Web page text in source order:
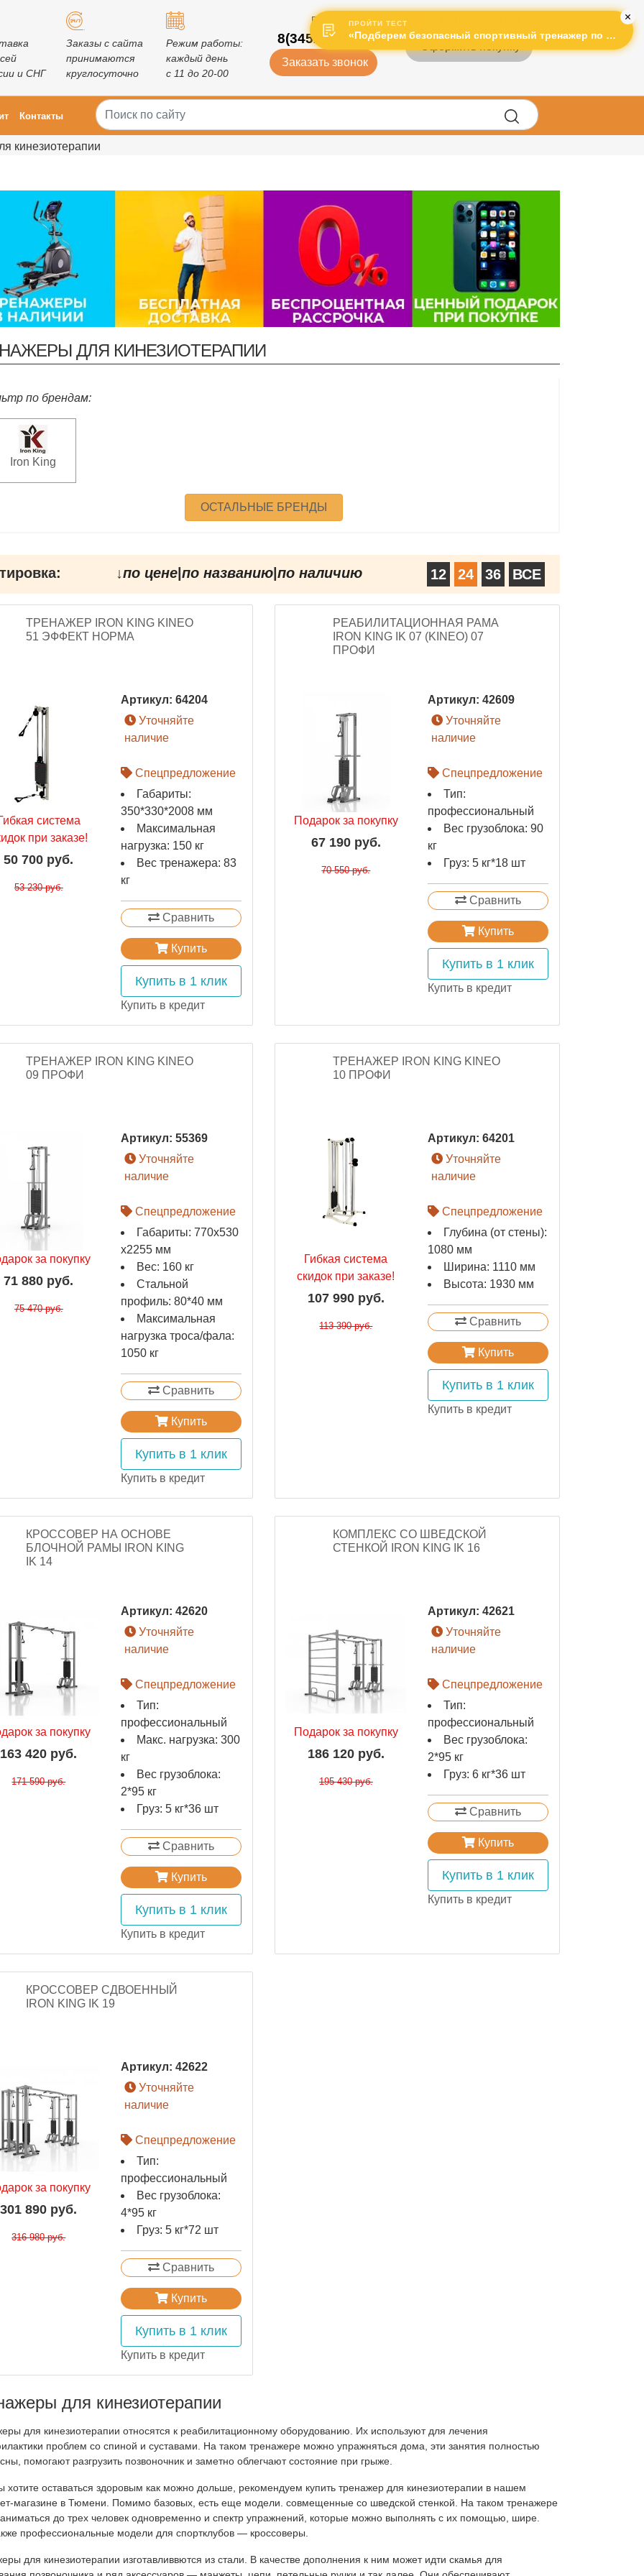
и СНГ
Заказы с сайта
принимаются
круглосуточно
Режим работы:
каждый день
с 11 до 20-00
Горячая линия:
8(3452)601-995
Заказать звонок
Контакты
кинезиотерапии
ДЛЯ КИНЕЗИОТЕРАПИИ
по брендам:
Iron King
ОСТАЛЬНЫЕ БРЕНДЫ
↓по цене| по названию| по наличию 12 24 36 ВСЕ
ТРЕНАЖЕР IRON KING KINEO
51 ЭФФЕКТ НОРМА
система
при заказе!
50 700 руб.
53 230 руб.
Артикул: 64204
Уточняйте
наличие
Спецпредложение
Габариты:
350*330*2008 мм
Максимальная
нагрузка: 150 кг
Вес тренажера: 83
кг
Сравнить
Купить
Купить в 1 клик
Купить в кредит
РЕАБИЛИТАЦИОННАЯ РАМА
IRON KING IK 07 (KINEO) 07
ПРОФИ
Подарок за покупку
67 190 руб.
70 550 руб.
Артикул: 42609
Уточняйте
наличие
Спецпредложение
Тип:
профессиональный
Вес грузоблока: 90
кг
Груз: 5 кг*18 шт
Сравнить
Купить
Купить в 1 клик
Купить в кредит
ТРЕНАЖЕР IRON KING KINEO
09 ПРОФИ
за покупку
71 880 руб.
75 470 руб.
Артикул: 55369
Уточняйте
наличие
Спецпредложение
Габариты: 770x530
x2255 мм
Вес: 160 кг
Стальной
профиль: 80*40 мм
Максимальная
нагрузка троса/фала:
1050 кг
Сравнить
Купить
Купить в 1 клик
Купить в кредит
ТРЕНАЖЕР IRON KING KINEO
10 ПРОФИ
Гибкая система
скидок при заказе!
107 990 руб.
113 390 руб.
Артикул: 64201
Уточняйте
наличие
Спецпредложение
Глубина (от стены):
1080 мм
Ширина: 1110 мм
Высота: 1930 мм
Сравнить
Купить
Купить в 1 клик
Купить в кредит
КРОССОВЕР НА ОСНОВЕ
БЛОЧНОЙ РАМЫ IRON KING
IK 14
за покупку
163 420 руб.
171 590 руб.
Артикул: 42620
Уточняйте
наличие
Спецпредложение
Тип:
профессиональный
Макс. нагрузка: 300
кг
Вес грузоблока:
2*95 кг
Груз: 5 кг*36 шт
Сравнить
Купить
Купить в 1 клик
Купить в кредит
КОМПЛЕКС СО ШВЕДСКОЙ
СТЕНКОЙ IRON KING IK 16
Подарок за покупку
186 120 руб.
195 430 руб.
Артикул: 42621
Уточняйте
наличие
Спецпредложение
Тип:
профессиональный
Вес грузоблока:
2*95 кг
Груз: 6 кг*36 шт
Сравнить
Купить
Купить в 1 клик
Купить в кредит
КРОССОВЕР СДВОЕННЫЙ
IRON KING IK 19
за покупку
301 890 руб.
316 980 руб.
Артикул: 42622
Уточняйте
наличие
Спецпредложение
Тип:
профессиональный
Вес грузоблока:
4*95 кг
Груз: 5 кг*72 шт
Сравнить
Купить
Купить в 1 клик
Купить в кредит
для кинезиотерапии
для кинезиотерапии относятся к реабилитационному оборудованию. Их используют для лечения
проблем со спиной и суставами. На таком тренажере можно упражняться дома, эти занятия полностью
помогают разгрузить позвоночник и заметно облегчают состояние при грыже.
хотите оставаться здоровым как можно дольше, рекомендуем купить тренажер для кинезиотерапии в нашем
магазине в Тюмени. Помимо базовых, есть еще модели. совмещенные со шведской стенкой. На таком тренажере
до трех человек одновременно и спектр упражнений, которые можно выполнять с их помощью, шире.
профессиональные модели для спортклубов — кроссоверы.
для кинезиотерапии изготавливвются из стали. В качестве дополнения к ним может идти скамья для
ПРОЙТИ ТЕСТ
«Подберем безопасный спортивный тренажер по лучшей цене!»